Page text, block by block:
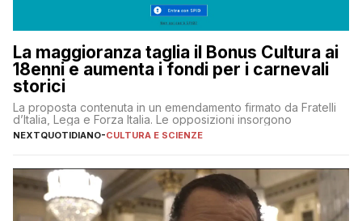
La maggioranza taglia il Bonus Cultura ai
18enni e aumenta i fondi per i carnevali
storici
La proposta contenuta in un emendamento firmato da Fratelli
d’Italia, Lega e Forza Italia. Le opposizioni insorgono
NEXTQUOTIDIANO-CULTURA E SCIENZE